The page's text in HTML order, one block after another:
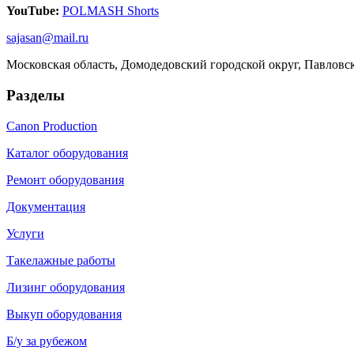
YouTube: POLMASH Shorts
sajasan@mail.ru
Московская область, Домодедовский городской округ,
Разделы
Canon Production
Каталог оборудования
Ремонт оборудования
Документация
Услуги
Такелажные работы
Лизинг оборудования
Выкуп оборудования
Б/у за рубежом